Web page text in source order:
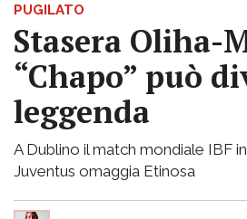
PUGILATO
Stasera Oliha-
“Chapo” può
leggenda
A Dublino il match mondiale IBF
Juventus omaggia Etinosa